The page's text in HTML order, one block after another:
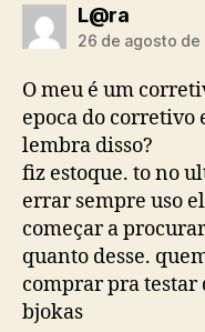
L@radiz:
26 de agosto de
O meu é um
epoca do
lembra disso?
fiz estoque. to no
errar sempre uso
começar a
quanto desse.
comprar pra testar
bjokas